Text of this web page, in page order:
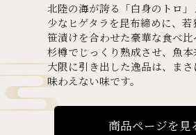
北陸の海が誇る「白身のトロ
少なヒゲタラを昆布締めに、
笹漬けを合わせた豪華な食べ比
杉樽でじっくり熟成させ、魚
大限に引き出した逸品は、ま
味わえない味です。
商品ページを見